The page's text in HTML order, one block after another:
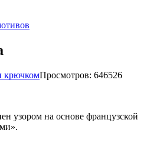
крючкомПросмотров: 646526
узором на основе французской